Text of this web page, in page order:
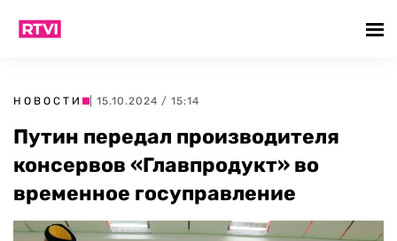
НОВОСТИ | 15.10.2024 / 15:14
Путин передал производителя
консервов «Главпродукт» во
временное госуправление